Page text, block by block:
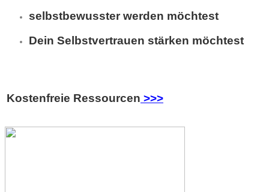
selbstbewusster werden möchtest
Dein Selbstvertrauen stärken möchtest
Kostenfreie Ressourcen >>>